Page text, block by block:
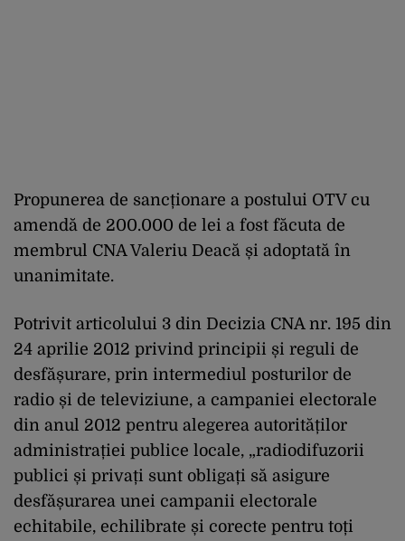
Propunerea de sancționare a postului OTV cu
amendă de 200.000 de lei a fost făcuta de
membrul CNA Valeriu Deacă și adoptată în
unanimitate.
Potrivit articolului 3 din Decizia CNA nr. 195 din
24 aprilie 2012 privind principii și reguli de
desfășurare, prin intermediul posturilor de
radio și de televiziune, a campaniei electorale
din anul 2012 pentru alegerea autorităților
administrației publice locale, „radiodifuzorii
publici și privați sunt obligați să asigure
desfășurarea unei campanii electorale
echitabile, echilibrate și corecte pentru toți